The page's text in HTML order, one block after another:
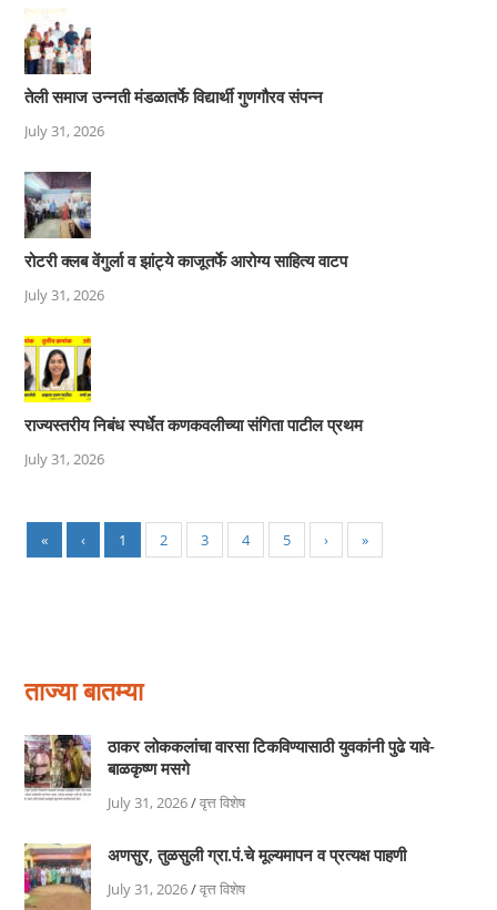
तेली समाज उन्नती मंडळातर्फे विद्यार्थी गुणगौरव संपन्न
July 31, 2026
रोटरी क्लब वेंगुर्ला व झांट्ये काजूतर्फे आरोग्य साहित्य वाटप
July 31, 2026
राज्यस्तरीय निबंध स्पर्धेत कणकवलीच्या संगिता पाटील प्रथम
July 31, 2026
« ‹ 1 2 3 4 5 › »
ताज्या बातम्या
ठाकर लोककलांचा वारसा टिकविण्यासाठी युवकांनी पुढे यावे-
बाळकृष्ण मसगे
July 31, 2026/वृत्त विशेष
अणसुर, तुळसुली ग्रा.पं.चे मूल्यमापन व प्रत्यक्ष पाहणी
July 31, 2026/वृत्त विशेष